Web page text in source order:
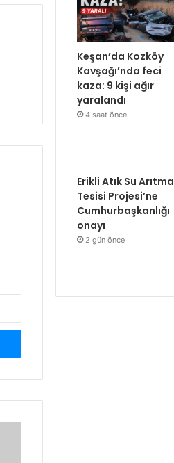
Keşan’da Kozköy
Kavşağı’nda feci
kaza: 9 kişi ağır
yaralandı
4 saat önce
Erikli Atık Su Arıtma
Tesisi Projesi’ne
Cumhurbaşkanlığı
onayı
2 gün önce